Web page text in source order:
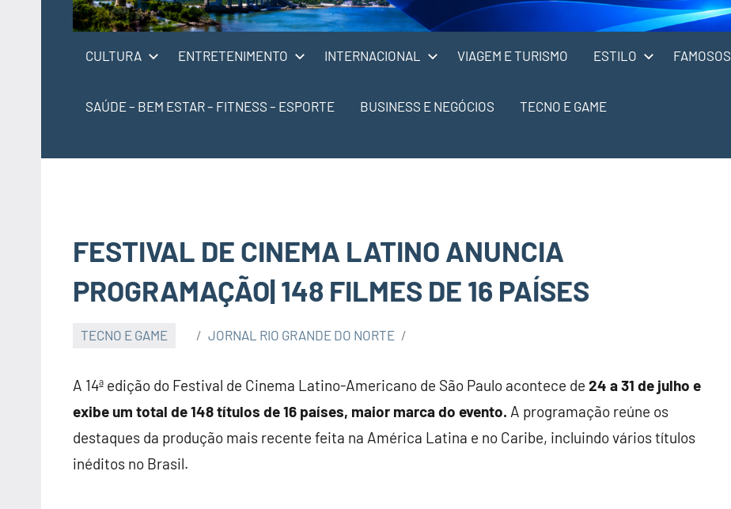
CULTURA ENTRETENIMENTO INTERNACIONAL VIAGEM E TURISMO ESTILO FAMOSOS
SAÚDE – BEM ESTAR – FITNESS – ESPORTE BUSINESS E NEGÓCIOS TECNO E GAME
FESTIVAL DE CINEMA LATINO ANUNCIA
PROGRAMAÇÃO| 148 FILMES DE 16 PAÍSES
TECNO E GAME JORNAL RIO GRANDE DO NORTE
A 14ª edição do Festival de Cinema Latino-Americano de São Paulo acontece de 24 a 31 de julho e
exibe um total de 148 títulos de 16 países, maior marca do evento. A programação reúne os
destaques da produção mais recente feita na América Latina e no Caribe, incluindo vários títulos
inéditos no Brasil.